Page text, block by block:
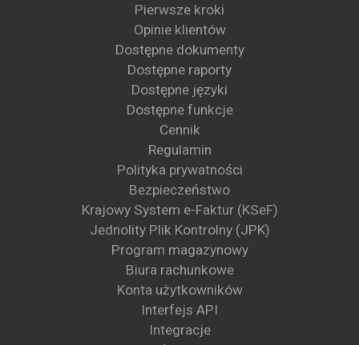
Pierwsze kroki
Opinie klientów
Dostępne dokumenty
Dostępne raporty
Dostępne języki
Dostępne funkcje
Cennik
Regulamin
Polityka prywatności
Bezpieczeństwo
Krajowy System e-Faktur (KSeF)
Jednolity Plik Kontrolny (JPK)
Program magazynowy
Biura rachunkowe
Konta użytkowników
Interfejs API
Integracje